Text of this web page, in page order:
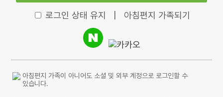
로그인 상태 유지 아침편지 가족되기
아침편지 가족이 아니어도 소셜 및 외부 계정으로 로그인할 수
있습니다.